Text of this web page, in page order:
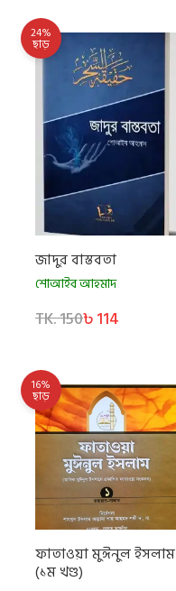
24%
ছাড়
জাদুর বাস্তবতা
শোআইব আহমাদ
TK. 150৳ 114
16%
ছাড়
ফাতাওয়া মুঈনুল ইসলাম
(১ম খণ্ড)